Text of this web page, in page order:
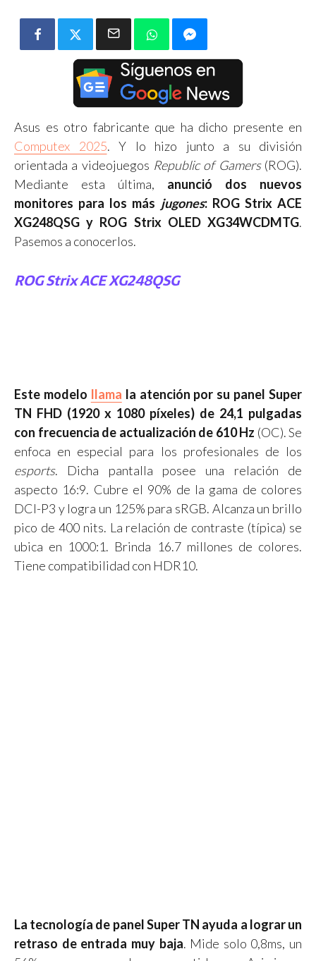
Asus es otro fabricante que ha dicho presente en
Computex 2025. Y lo hizo junto a su división
orientada a videojuegos Republic of Gamers(ROG).
Mediante esta última, anunció dos nuevos
monitores para los más jugones: ROG Strix ACE
XG248QSG y ROG Strix OLED XG34WCDMTG.
Pasemos a conocerlos.
ROG Strix ACE XG248QSG
Este modelo llama la atención por su panel Super
TN FHD (1920 x 1080 píxeles) de 24,1 pulgadas
con frecuencia de actualización de 610 Hz (OC). Se
enfoca en especial para los profesionales de los
esports. Dicha pantalla posee una relación de
aspecto 16:9. Cubre el 90% de la gama de colores
DCI-P3 y logra un 125% para sRGB. Alcanza un brillo
pico de 400 nits. La relación de contraste (típica) se
ubica en 1000:1. Brinda 16.7 millones de colores.
Tiene compatibilidad con HDR10.
La tecnología de panel Super TN ayuda a lograr un
retraso de entrada muy baja. Mide solo 0,8ms, un